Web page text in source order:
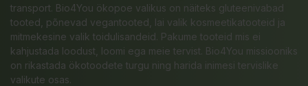
transport. Bio4You ökopoe valikus on näiteks gluteenivabad
tooted, põnevad vegantooted, lai valik kosmeetikatooteid ja
mitmekesine valik toidulisandeid. Pakume tooteid mis ei
kahjustada loodust, loomi ega meie tervist. Bio4You missiooniks
on rikastada ökotoodete turgu ning harida inimesi tervislike
valikute osas.